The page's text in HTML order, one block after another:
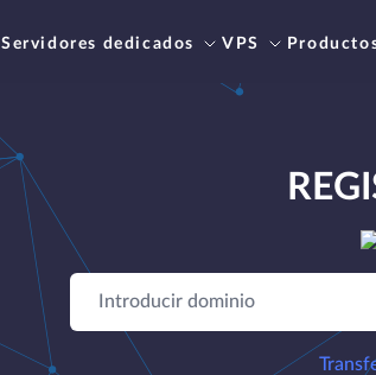
Servidores dedicados VPS